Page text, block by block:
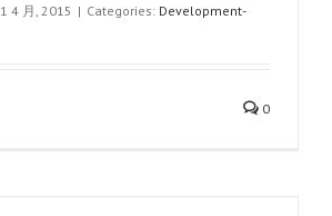
1 4 月, 2015 | Categories: Development-
0